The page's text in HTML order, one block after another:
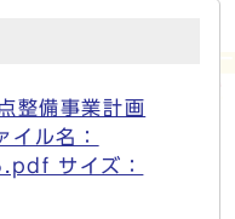
整備事業計画
イル名：
サイズ：